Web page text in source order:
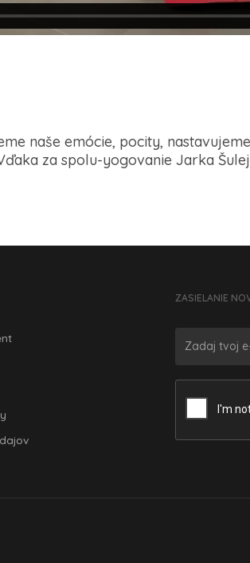
naše emócie, pocity,
za spolu-yogovanie Jarka
ZASIELANIE